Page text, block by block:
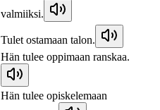
valmiiksi.
Tulet ostamaan talon.
Hän tulee oppimaan ranskaa.
Hän tulee opiskelemaan